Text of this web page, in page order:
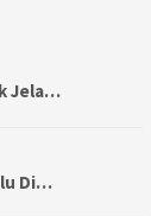
Jela…
Di…